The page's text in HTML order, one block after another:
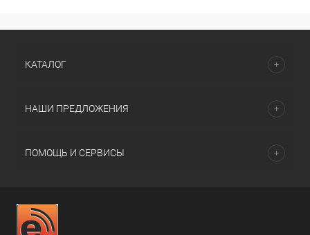
КАТАЛОГ
НАШИ ПРЕДЛОЖЕНИЯ
ПОМОЩЬ И СЕРВИСЫ